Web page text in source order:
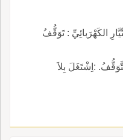
الكَهْرَبائِيِّ : تَوَقُّفُ
:اِشْتَغَلَ بِلاَ